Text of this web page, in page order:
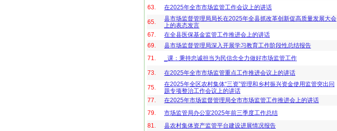
63.
在2025年全市市场监管工作会议上的讲话
65.
县市场监督管理局局长在2025年全县抓改革创新促高质量发展大会
上的表态发言
67.
在全县医保基金监管工作推进会上的讲话
69.
县市场监督管理局深入开展学习教育工作阶段性总结报告
71.
_课：秉持忠诚担当为民信念全力做好市场监管工作
73.
在2025年全市市场监管重点工作推进会议上的讲话
75.
在2025年全区农村集体“三资”管理和乡村振兴资金使用监管突出问
题专项整治工作会议上的讲话
77.
在2025年市场监督管理局全市市场监管工作推进会上的讲话
79.
市场监管局办公室2025年前三季度工作总结
81.
县农村集体资产监管平台建设进展情况报告